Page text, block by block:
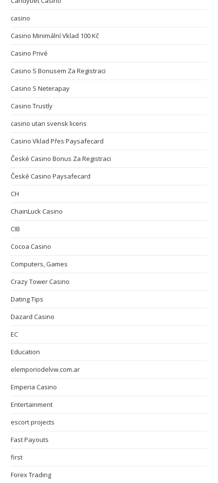
casino
Casino Minimální Vklad 100 Kč
Casino Privé
Casino S Bonusem Za Registraci
Casino S Neterapay
Casino Trustly
casino utan svensk licens
Casino Vklad Přes Paysafecard
České Casino Bonus Za Registraci
České Casino Paysafecard
CH
ChainLuck Casino
CIB
Cocoa Casino
Computers, Games
Crazy Tower Сasino
Dating Tips
Dazard Casino
EC
Education
elemporiodelvw.com.ar
Emperia Casino
Entertainment
escort projects
Fast Payouts
first
Forex Trading